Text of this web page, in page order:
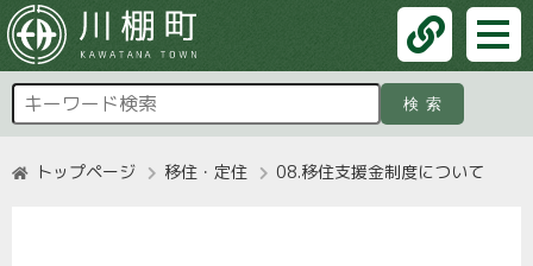
検索
トップページ 移住・定住 08.移住支援金制度について